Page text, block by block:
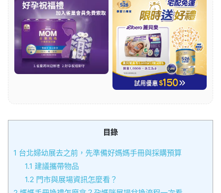
目錄
1 台北婦幼展去之前，先準備好媽媽手冊與採購預算
1.1 建議攜帶物品
1.2 門市與展場資訊怎麼看？